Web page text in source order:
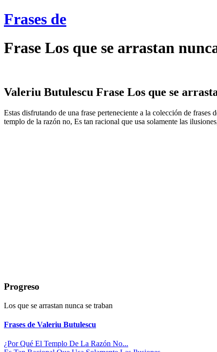
Frases de
Frase Los que se arrastan
Valeriu Butulescu Frase Los que se
Estas disfrutando de una frase perteneciente a la colección de
templo de la razón no, Es tan racional que usa solamente las
Progreso
Los que se arrastan nunca se traban
Frases de Valeriu Butulescu
¿Por Qué El Templo De La Razón No...